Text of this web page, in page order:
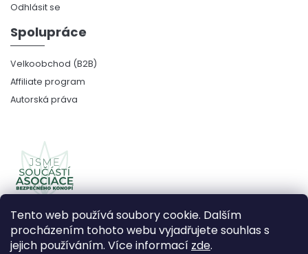
Tento web používá soubory cookie. Dalším
procházením tohoto webu vyjadřujete souhlas s
jejich používáním. Více informací zde.
Odhlásit se
Spolupráce
Velkoobchod (B2B)
Affiliate program
Autorská práva